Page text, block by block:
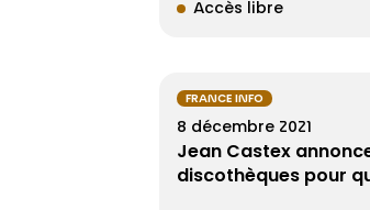
Accès libre
FRANCE INFO
8 décembre 2021
Jean Castex
discothèques pour